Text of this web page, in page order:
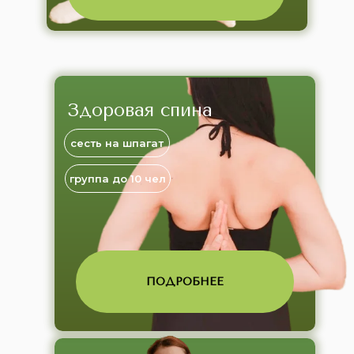
Здоровая спина
ПОДРОБНЕЕ
сесть на шпагат
группа до 10 чел